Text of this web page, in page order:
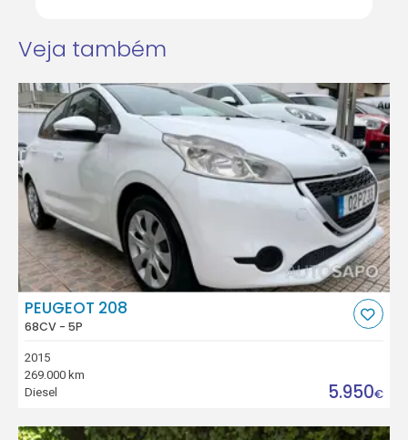
Veja também
PEUGEOT 208
68CV - 5P
2015
269.000 km
Diesel
5.950€